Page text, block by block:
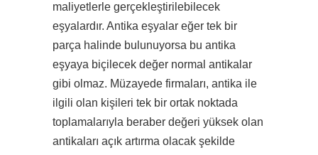
maliyetlerle gerçekleştirilebilecek
eşyalardır. Antika eşyalar eğer tek bir
parça halinde bulunuyorsa bu antika
eşyaya biçilecek değer normal antikalar
gibi olmaz. Müzayede firmaları, antika ile
ilgili olan kişileri tek bir ortak noktada
toplamalarıyla beraber değeri yüksek olan
antikaları açık artırma olacak şekilde